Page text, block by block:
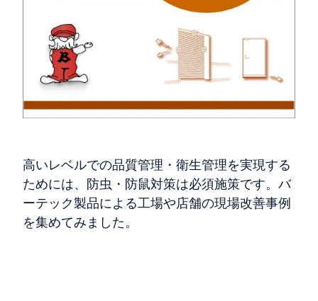
高いレベルでの品質管理・衛生管理を実現する
ためには、防虫・防鼠対策は必須施策です。バ
ーテック製品による工場や店舗の現場改善事例
を集めてみました。